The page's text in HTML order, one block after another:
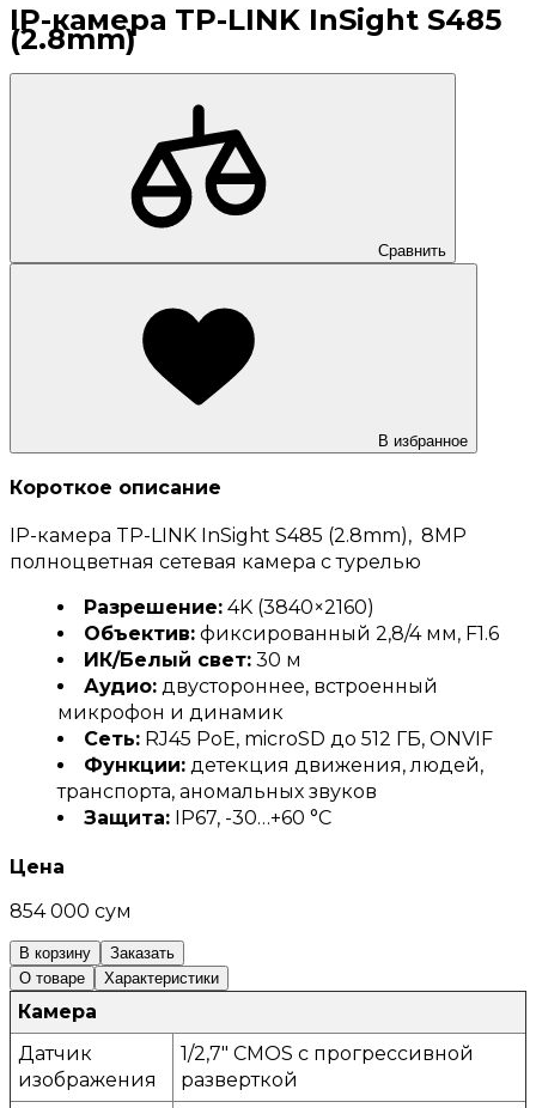
IP-камера TP-LINK InSight S485
(2.8mm)
Сравнить
В избранное
Короткое описание
IP-камера TP-LINK InSight S485 (2.8mm), 8MP
полноцветная сетевая камера с турелью
Разрешение: 4K (3840×2160)
Объектив: фиксированный 2,8/4 мм, F1.6
ИК/Белый свет: 30 м
Аудио: двустороннее, встроенный
микрофон и динамик
Сеть: RJ45 PoE, microSD до 512 ГБ, ONVIF
Функции: детекция движения, людей,
транспорта, аномальных звуков
Защита: IP67, -30…+60 °C
Цена
854 000 сум
В корзину
Заказать
О товаре
Характеристики
Камера
Датчик
изображения
1/2,7" CMOS с прогрессивной
разверткой